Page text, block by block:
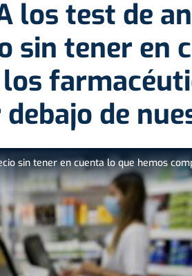
los test de
sin tener en
de
sin tener en cuenta lo que hemos